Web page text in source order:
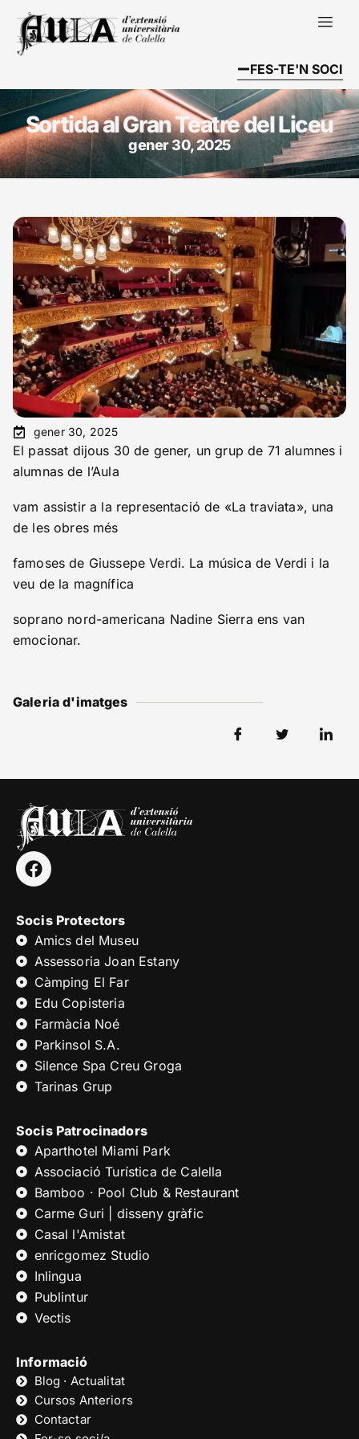
FES-TE'N SOCI
Sortida al Gran Teatre del Liceu
gener 30, 2025
gener 30, 2025
El passat dijous 30 de gener, un grup de 71 alumnes i
alumnas de l’Aula
vam assistir a la representació de «La traviata», una
de les obres més
famoses de Giussepe Verdi. La música de Verdi i la
veu de la magnífica
soprano nord-americana Nadine Sierra ens van
emocionar.
Galeria d'imatges
Socis Protectors
Amics del Museu
Assessoria Joan Estany
Càmping El Far
Edu Copisteria
Farmàcia Noé
Parkinsol S.A.
Silence Spa Creu Groga
Tarinas Grup
Socis Patrocinadors
Aparthotel Miami Park
Associació Turística de Calella
Bamboo · Pool Club & Restaurant
Carme Guri | disseny gràfic
Casal l'Amistat
enricgomez Studio
Inlingua
Publintur
Vectis
Informació
Blog · Actualitat
Cursos Anteriors
Contactar